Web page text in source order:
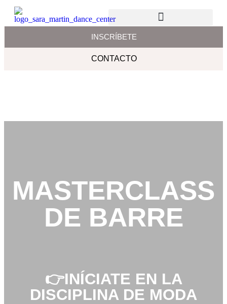
INSCRÍBETE
CONTACTO
MASTERCLASS
DE BARRE
👉INÍCIATE EN LA
DISCIPLINA DE MODA